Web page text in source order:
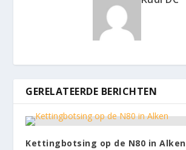
GERELATEERDE BERICHTEN
Kettingbotsing op de N80 in Alken